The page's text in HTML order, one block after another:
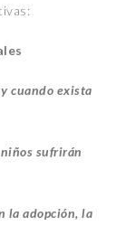
cuando exista
niños sufrirán
la adopción, la